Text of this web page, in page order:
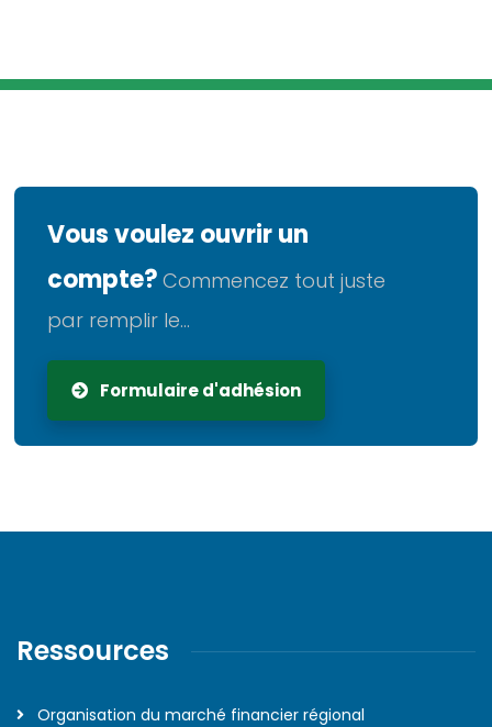
Vous voulez ouvrir un
compte? Commencez tout juste
par remplir le...
Formulaire d'adhésion
Ressources
Organisation du marché financier régional